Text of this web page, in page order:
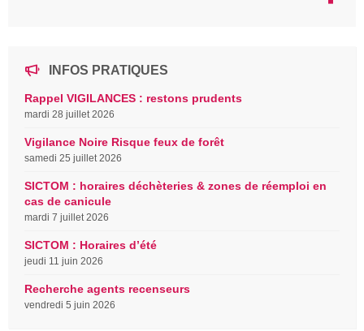
INFOS PRATIQUES
Rappel VIGILANCES : restons prudents
mardi 28 juillet 2026
Vigilance Noire Risque feux de forêt
samedi 25 juillet 2026
SICTOM : horaires déchèteries & zones de réemploi en
cas de canicule
mardi 7 juillet 2026
SICTOM : Horaires d’été
jeudi 11 juin 2026
Recherche agents recenseurs
vendredi 5 juin 2026